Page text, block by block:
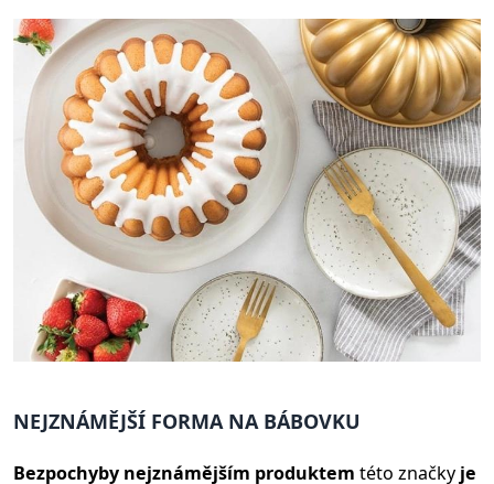
NEJZNÁMĚJŠÍ FORMA NA BÁBOVKU
Bezpochyby nejznámějším produktem této značky je